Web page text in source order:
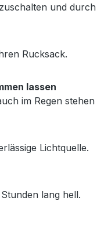
und
Rucksack.
lassen
im Regen stehen
Lichtquelle.
lang hell.